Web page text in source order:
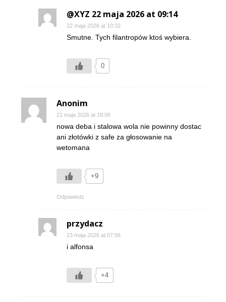
@XYZ 22 maja 2026 at 09:14
22 maja 2026 at 10:32
Smutne. Tych filantropów ktoś wybiera.
0
Anonim
21 maja 2026 at 18:06
nowa deba i stalowa wola nie powinny dostac
ani złotówki z safe za głosowanie na
wetomana
+9
Odpowiedz
przydacz
23 maja 2026 at 07:06
i alfonsa
+4